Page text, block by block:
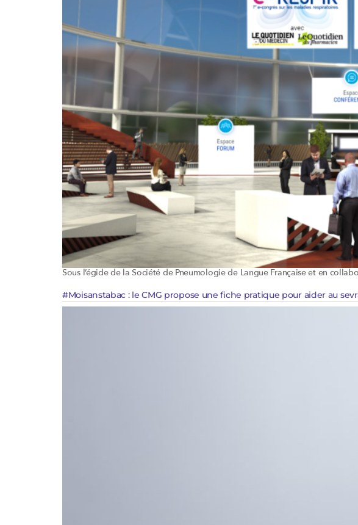
Sous l’égide de la Société de Pneumologie de Langue Française et en
#Moisanstabac : le CMG propose une fiche pratique pour aider au